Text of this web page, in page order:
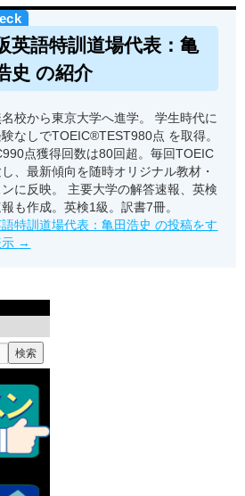
英語特訓道場代表：亀
史 の紹介
校から東京大学へ進学。 学生時代に
なしでTOEIC®TEST980点 を取得。
点獲得回数は80回超。毎回TOEIC
、最新傾向を随時オリジナル教材・
ンに反映。 主要大学の解答速報、英検
も作成。英検1級。訳書7冊。
特訓道場代表：亀田浩史 の投稿をす
→